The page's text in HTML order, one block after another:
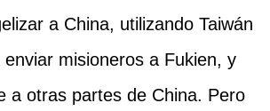
a China, utilizando Taiwán
misioneros a Fukien, y
a otras partes de China. Pero